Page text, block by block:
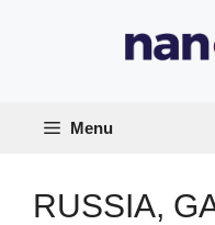
Menu
RUSSIA,